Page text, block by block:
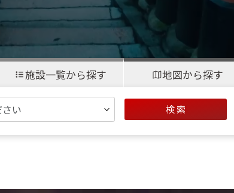
施設一覧から探す 地図から探す
検 索